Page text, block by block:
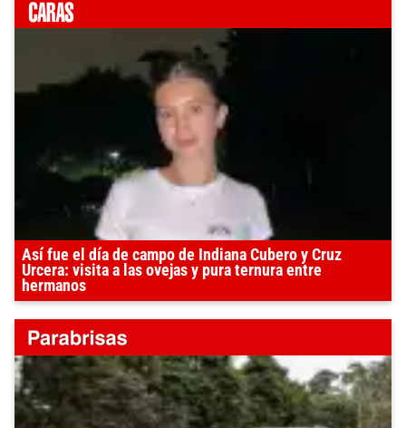
Así fue el día de campo de Indiana Cubero y Cruz
Urcera: visita a las ovejas y pura ternura entre
hermanos